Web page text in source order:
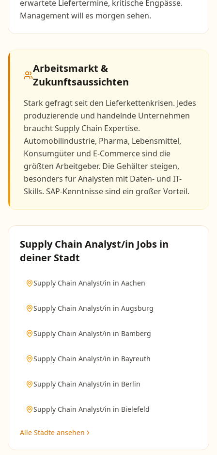
erwartete Liefertermine, kritische Engpässe.
Management will es morgen sehen.
Arbeitsmarkt &
Zukunftsaussichten
Stark gefragt seit den Lieferkettenkrisen. Jedes
produzierende und handelnde Unternehmen
braucht Supply Chain Expertise.
Automobilindustrie, Pharma, Lebensmittel,
Konsumgüter und E-Commerce sind die
größten Arbeitgeber. Die Gehälter steigen,
besonders für Analysten mit Daten- und IT-
Skills. SAP-Kenntnisse sind ein großer Vorteil.
Supply Chain Analyst/in Jobs in
deiner Stadt
Supply Chain Analyst/in in Aachen
Supply Chain Analyst/in in Augsburg
Supply Chain Analyst/in in Bamberg
Supply Chain Analyst/in in Bayreuth
Supply Chain Analyst/in in Berlin
Supply Chain Analyst/in in Bielefeld
Alle Städte ansehen